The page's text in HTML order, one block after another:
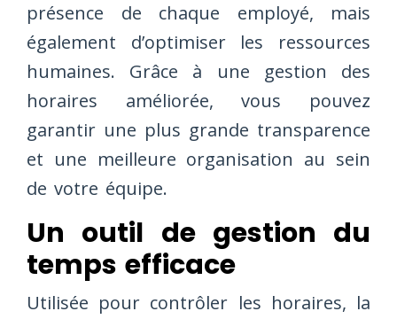
présence de chaque employé, mais
également d’optimiser les ressources
humaines. Grâce à une gestion des
horaires améliorée, vous pouvez
garantir une plus grande transparence
et une meilleure organisation au sein
de votre équipe.
Un outil de gestion du
temps efficace
Utilisée pour contrôler les horaires, la